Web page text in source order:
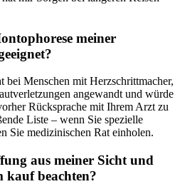
meiner
bei ⁤Menschen mit Herzschrittmacher,
angewandt und⁤ würde
Rücksprache mit Ihrem Arzt zu
Liste – wenn Sie spezielle
Sie medizinischen Rat einholen.
aus⁤ meiner ‌Sicht und‍
kauf ⁤beachten?